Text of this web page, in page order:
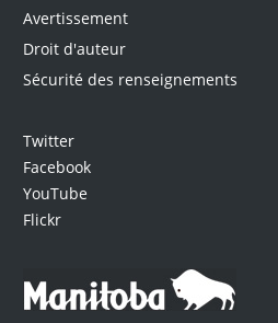
Avertissement
Droit d'auteur
Sécurité des renseignements
Twitter
Facebook
YouTube
Flickr